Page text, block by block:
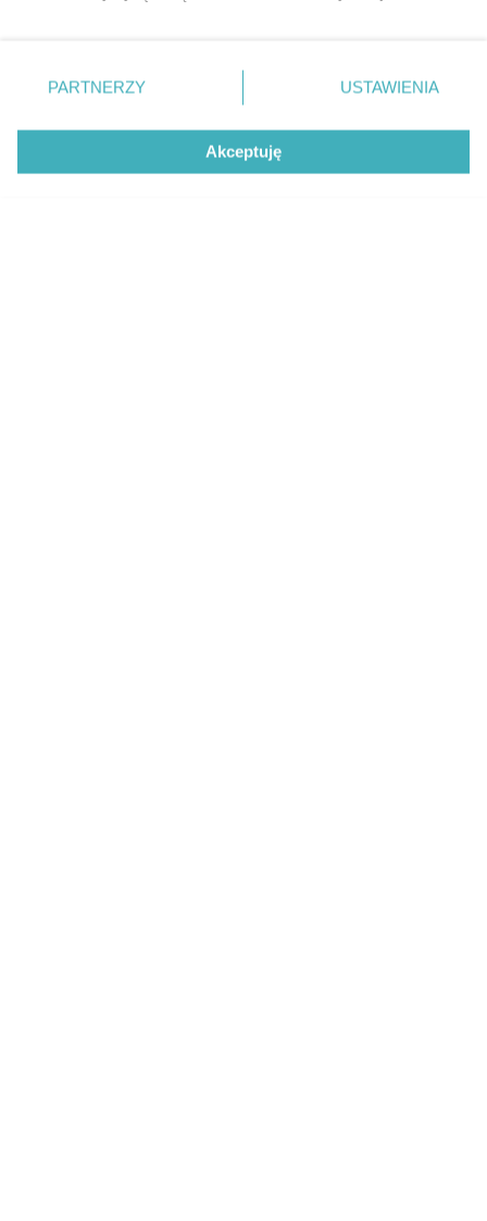
Udostępnij
zmienić/wycofać klikając przycisk ustawień prywatności
znajdujący się w lewym dolnym rogu strony
rodzaje przetwarzania danych nie wymagają zgody
użytkownika, ale masz prawo sprzeciwić się takiemu
PARTNERZY USTAWIENIA
Akceptuję